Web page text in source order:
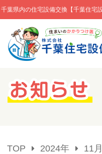
千葉県内の住宅設備交換【千葉住
このページの本文へ移動
キャンペーン一覧
TOP 2024年 11月